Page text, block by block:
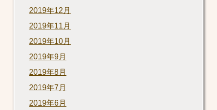
2019年12月
2019年11月
2019年10月
2019年9月
2019年8月
2019年7月
2019年6月